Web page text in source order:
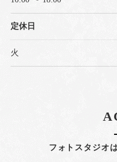
定休日
火
フォトスタジオ